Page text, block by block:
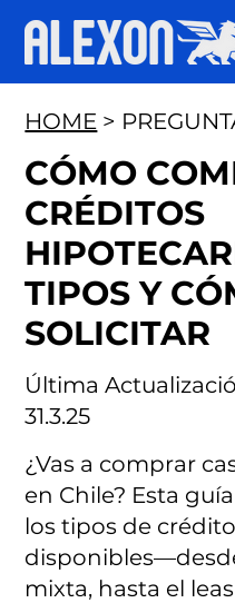
Última
31.3.25
HOME >
CÓMO
CRÉDITOS
TIPOS Y
SOLICITAR
¿Vas a comprar
en Chile? Esta
los tipos de
mixta, hasta el